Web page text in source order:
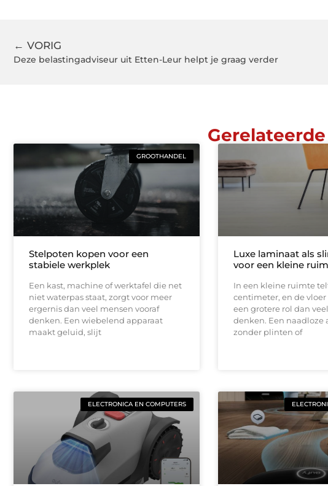
← VORIG
Deze belastingadviseur uit Etten-Leur helpt je graag verder
GROOTHANDEL
Stelpoten kopen voor een
stabiele werkplek
Een kast, machine of werktafel die net
niet waterpas staat, zorgt voor meer
ergernis dan veel mensen vooraf
denken. Een wiebelend apparaat
maakt geluid, slijt
Luxe laminaat als
voor een kleine
In een kleine ruimte
centimeter, en de
een grotere rol dan
denken. Een naadloze
zonder plinten of
ELECTRONICA EN COMPUTERS